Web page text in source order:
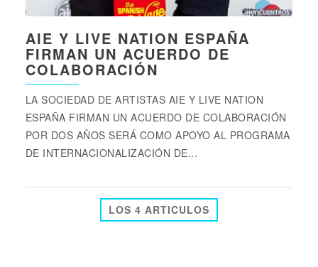
AIE Y LIVE NATION ESPAÑA
FIRMAN UN ACUERDO DE
COLABORACIÓN
LA SOCIEDAD DE ARTISTAS AIE Y LIVE NATION
ESPAÑA FIRMAN UN ACUERDO DE COLABORACIÓN
POR DOS AÑOS SERÁ COMO APOYO AL PROGRAMA
DE INTERNACIONALIZACIÓN DE...
LOS 4 ARTICULOS